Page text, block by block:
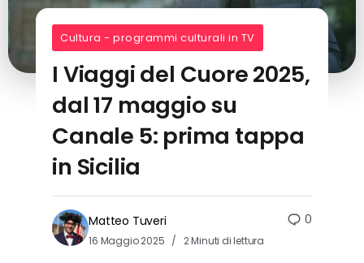
Cultura - programmi culturali in TV
I Viaggi del Cuore 2025,
dal 17 maggio su
Canale 5: prima tappa
in Sicilia
Matteo Tuveri
16 Maggio 2025 2 Minuti di lettura
0